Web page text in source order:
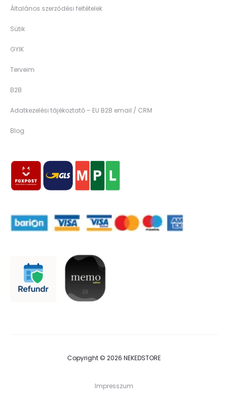
Általános szerződési feltételek
Sütik
GYIK
Terveim
B2B
Adatkezelési tájékoztató – EU B2B email / CRM
Blog
Copyright © 2026 NEKEDSTORE
Impresszum